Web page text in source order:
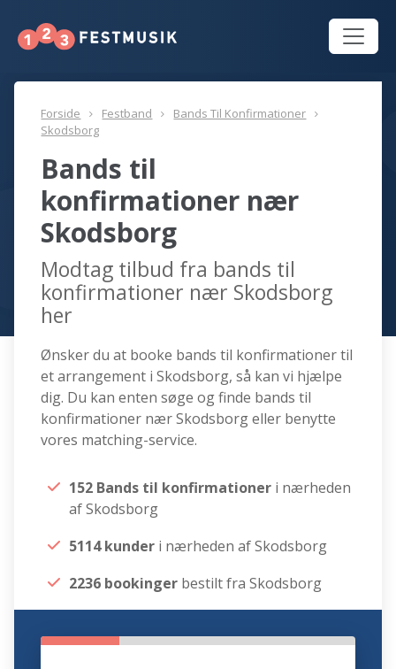
Forside Festband
Bands Til Konfirmationer
Skodsborg
Bands til
konfirmationer nær
Skodsborg
Modtag tilbud fra bands til
konfirmationer nær Skodsborg
her
Ønsker du at booke bands til konfirmationer til
et arrangement i Skodsborg, så kan vi hjælpe
dig. Du kan enten søge og finde bands til
konfirmationer nær Skodsborg eller benytte
vores matching-service.
152 Bands til konfirmationer i nærheden
af Skodsborg
5114 kunder i nærheden af Skodsborg
2236 bookinger bestilt fra Skodsborg